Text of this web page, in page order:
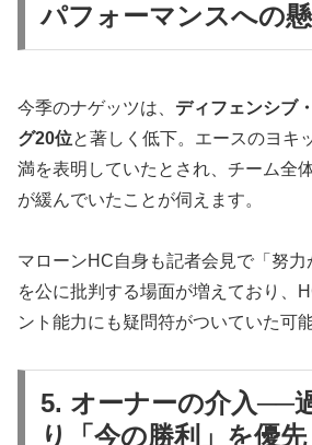
パフォーマンスへの
今季のナゲッツは、 ディフェンシブ
グ20位と著しく低下。エースのヨキ
満を表明していたとされ、チーム全
が緩んでいたことが伺えます。
マローンHC自身も記者会見で「努
を公に批判する場面が増えており、
ント能力にも疑問符がついていた可
5. オーナーの介入──
り「今の勝利」を優先